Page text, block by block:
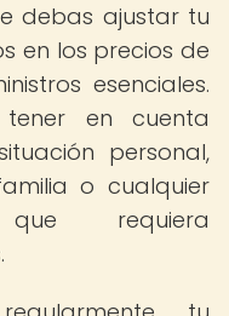
debas ajustar tu
en los precios de
esenciales.
en cuenta
personal,
o cualquier
requiera